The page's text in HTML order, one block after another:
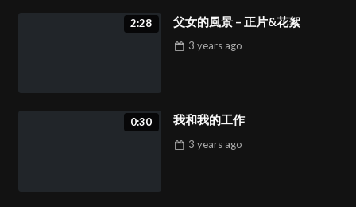
2:28 父女的風景 – 正片&花絮
3 years ago
0:30 我和我的工作
3 years ago